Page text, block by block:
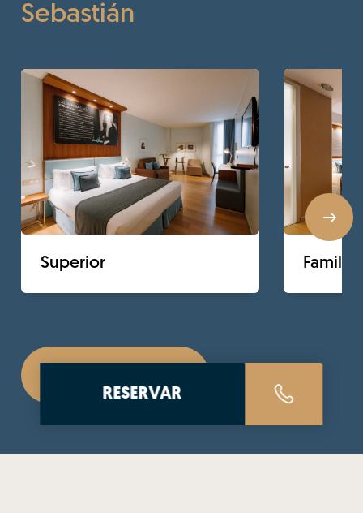
Sebastián
Superior Familiar
RESERVAR